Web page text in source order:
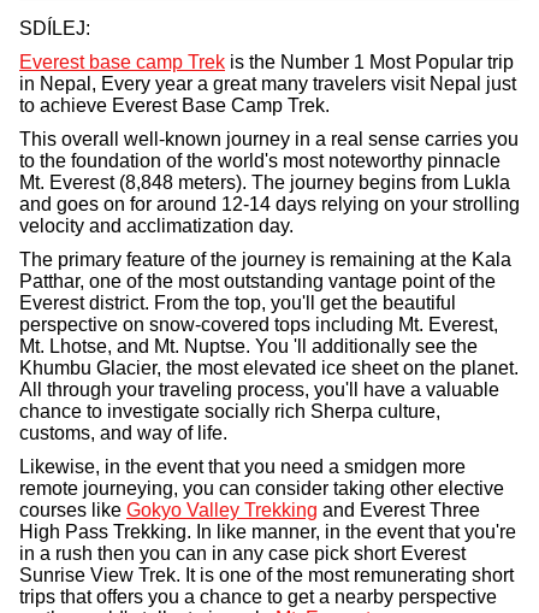
SDÍLEJ:
Everest base camp Trek is the Number 1 Most Popular trip
in Nepal, Every year a great many travelers visit Nepal just
to achieve Everest Base Camp Trek.
This overall well-known journey in a real sense carries you
to the foundation of the world's most noteworthy pinnacle
Mt. Everest (8,848 meters). The journey begins from Lukla
and goes on for around 12-14 days relying on your strolling
velocity and acclimatization day.
The primary feature of the journey is remaining at the Kala
Patthar, one of the most outstanding vantage point of the
Everest district. From the top, you'll get the beautiful
perspective on snow-covered tops including Mt. Everest,
Mt. Lhotse, and Mt. Nuptse. You 'll additionally see the
Khumbu Glacier, the most elevated ice sheet on the planet.
All through your traveling process, you'll have a valuable
chance to investigate socially rich Sherpa culture,
customs, and way of life.
Likewise, in the event that you need a smidgen more
remote journeying, you can consider taking other elective
courses like Gokyo Valley Trekking and Everest Three
High Pass Trekking. In like manner, in the event that you're
in a rush then you can in any case pick short Everest
Sunrise View Trek. It is one of the most remunerating short
trips that offers you a chance to get a nearby perspective